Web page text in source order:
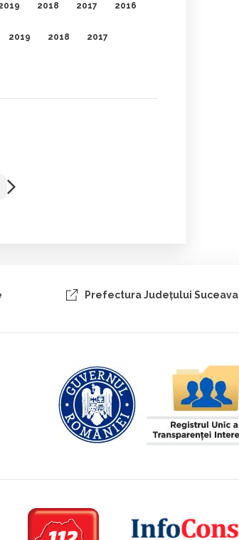
2018 2017 2016
2019 2018 2017
Prefectura Judeţului Suceava